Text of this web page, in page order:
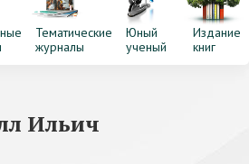
Тематические
журналы
Юный
ученый
Издание
книг
Ильич